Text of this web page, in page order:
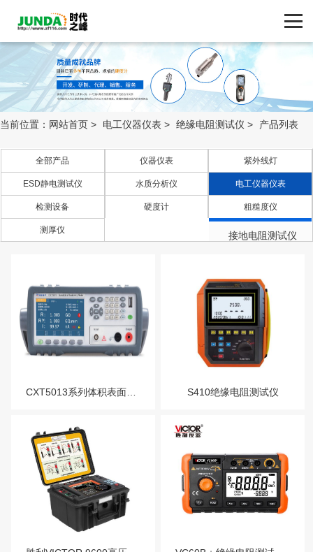
品牌中心
新闻动态
技术支持
服务热线：13760205028
联系邮箱：liu56817@126.com
ZF116.COM
当前位置： 网站首页 > 电工仪器仪表 > 绝缘电阻测试仪 > 产品列表
全部产品 仪器仪表 紫外线灯
ESD静电测试仪 水质分析仪 电工仪器仪表
绝缘电阻测试仪
接地电阻测试仪
万用表
测振仪
示波器-探头
电阻测试仪
激光功率计
检测设备 硬度计 粗糙度仪
测厚仪
S410绝缘电阻测试仪